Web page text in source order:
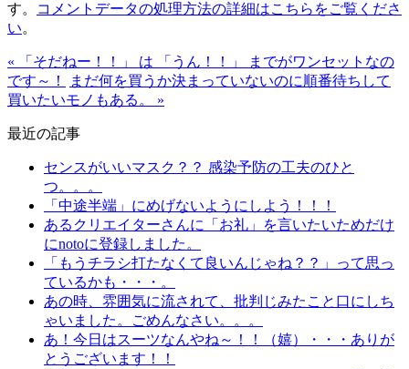
す。
コメントデータの処理方法の詳細はこちらをご覧くださ
い。
« 「そだねー！！」 は 「うん！！」 までがワンセットなの
です～！
まだ何を買うか決まっていないのに順番待ちして
買いたいモノもある。 »
最近の記事
センスがいいマスク？？ 感染予防の工夫のひと
つ。。。
「中途半端」にめげないようにしよう！！！
あるクリエイターさんに「お礼」を言いたいためだけ
にnotoに登録しました。
「もうチラシ打たなくて良いんじゃね？？」って思っ
ているかも・・・。
あの時、雰囲気に流されて、批判じみたこと口にしち
ゃいました。ごめんなさい。。。
あ！今日はスーツなんやね～！！（嬉）・・・ありが
とうございます！！